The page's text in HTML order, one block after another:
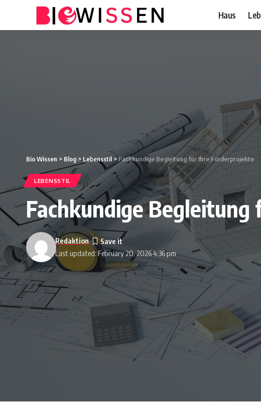
Haus
Bio Wissen > Blog > Lebensstil > Fachkundige Begleitung für Ihre Förderprojekte
LEBENSSTIL
Fachkundige
Last updated: February 20, 2026 4:36 pm
Redaktion